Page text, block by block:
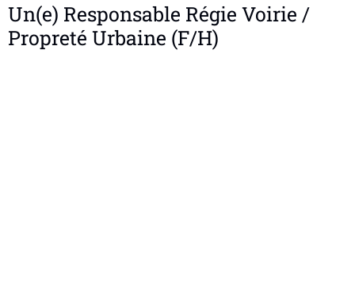
Un(e) Responsable Régie Voirie /
Propreté Urbaine (F/H)